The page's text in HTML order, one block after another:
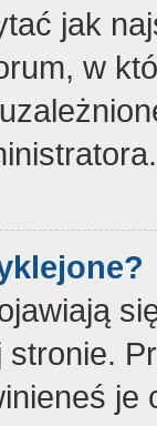
jak
w
je